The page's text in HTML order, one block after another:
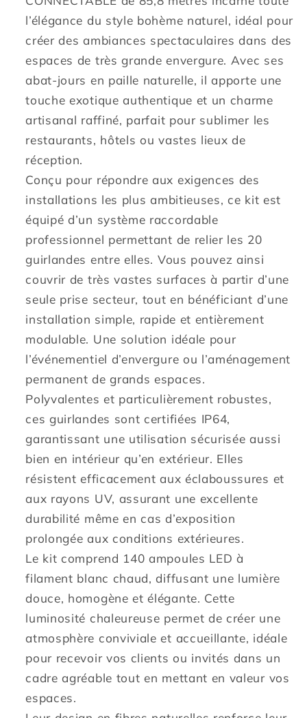
85.8m
avec
140
ampoules
LED
filament
E27
chaud
TAHITI
LIGHT
Abat-
jour
en
paille
bohème
85.8m
avec
140
ampoules
LED
filament
E27
blanc
chaud
LIGHT
Abat-
jour
en
paille
bohème
l’élégance du style bohème naturel, idéal pour
créer des ambiances spectaculaires dans des
espaces de très grande envergure. Avec ses
abat-jours en paille naturelle, il apporte une
touche exotique authentique et un charme
artisanal raffiné, parfait pour sublimer les
restaurants, hôtels ou vastes lieux de
réception.
Conçu pour répondre aux exigences des
installations les plus ambitieuses, ce kit est
équipé d’un système raccordable
professionnel permettant de relier les 20
guirlandes entre elles. Vous pouvez ainsi
couvrir de très vastes surfaces à partir d’une
seule prise secteur, tout en bénéficiant d’une
installation simple, rapide et entièrement
modulable. Une solution idéale pour
l’événementiel d’envergure ou l’aménagement
permanent de grands espaces.
Polyvalentes et particulièrement robustes,
ces guirlandes sont certifiées IP64,
garantissant une utilisation sécurisée aussi
bien en intérieur qu’en extérieur. Elles
résistent efficacement aux éclaboussures et
aux rayons UV, assurant une excellente
durabilité même en cas d’exposition
prolongée aux conditions extérieures.
Le kit comprend 140 ampoules LED à
filament blanc chaud, diffusant une lumière
douce, homogène et élégante. Cette
luminosité chaleureuse permet de créer une
atmosphère conviviale et accueillante, idéale
pour recevoir vos clients ou invités dans un
cadre agréable tout en mettant en valeur vos
espaces.